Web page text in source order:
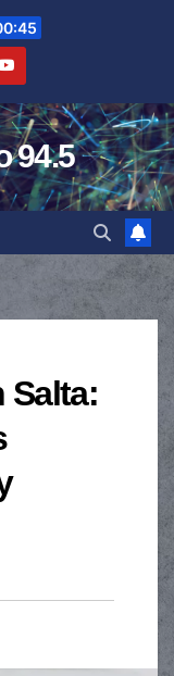
94.5
Salta: